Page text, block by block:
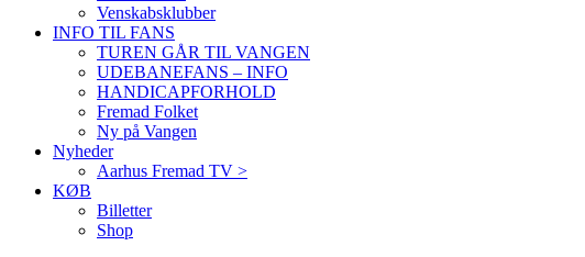
Venskabsklubber
INFO TIL FANS
TUREN GÅR TIL VANGEN
UDEBANEFANS – INFO
HANDICAPFORHOLD
Fremad Folket
Ny på Vangen
Nyheder
Aarhus Fremad TV >
KØB
Billetter
Shop